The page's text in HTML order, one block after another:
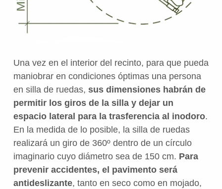
Una vez en el interior del recinto, para que pueda
maniobrar en condiciones óptimas una persona
en silla de ruedas, sus dimensiones habrán de
permitir los giros de la silla y dejar un
espacio lateral para la trasferencia al inodoro.
En la medida de lo posible, la silla de ruedas
realizará un giro de 360º dentro de un círculo
imaginario cuyo diámetro sea de 150 cm. Para
prevenir accidentes, el pavimento será
antideslizante, tanto en seco como en mojado,